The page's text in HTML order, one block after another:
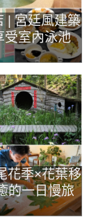
| 宮廷風建築
受室內泳池
花季×花葉移
的一日慢旅